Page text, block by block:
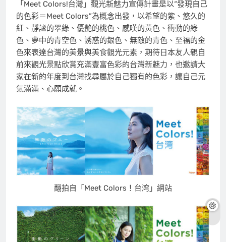
「Meet Colors!台灣」觀光新魅力宣傳計畫是以“發現自己
的色彩＝Meet Colors”為概念出發，以希望的紫、悠久的
紅、靜謐的翠綠、優艷的桃色、感嘆的黃色、衝動的綠
色、夢中的青空色、誘惑的銀色、無敵的青色、至福的金
色來表達台灣的美景與美食觀光元素，期待日本友人親自
前來觀光景點欣賞充滿豐富色彩的台灣新魅力，也邀請大
家在新的年度到台灣找尋屬於自己獨有的色彩，讓自己元
氣滿滿、心願成就。
翻拍自「Meet Colors！台湾」網站